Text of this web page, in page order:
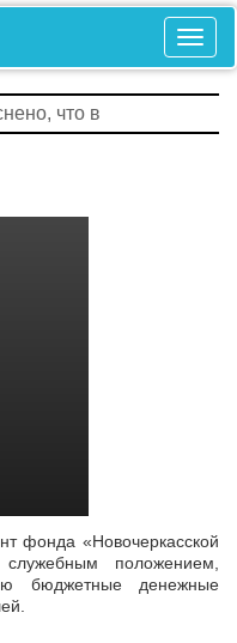
что в
фонда «Новочеркасской
положением,
бюджетные денежные